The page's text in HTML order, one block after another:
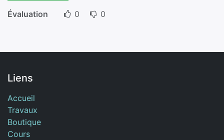
Évaluation 0 0
Liens
Accueil
Travaux
Boutique
Cours